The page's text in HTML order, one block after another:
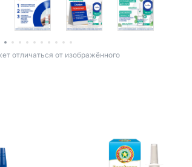
отличаться от изображённого